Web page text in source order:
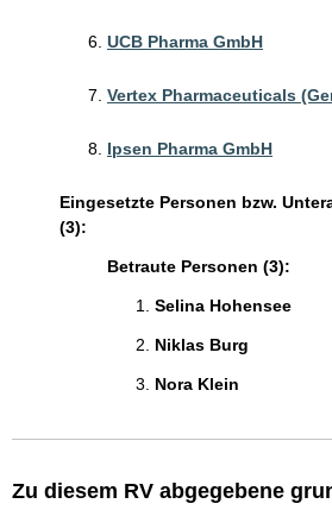
UCB Pharma GmbH
Vertex Pharmaceuticals
Ipsen Pharma GmbH
Eingesetzte Personen bzw.
(3):
Betraute Personen (3):
Selina Hohensee
Niklas Burg
Nora Klein
Zu diesem RV abgegebene